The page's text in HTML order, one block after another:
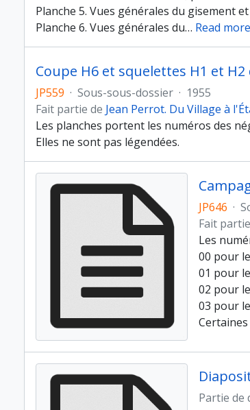
Planche 5. Vues générales du gisement
Planche 6. Vues générales du… Read more
Coupe H6 et squelettes H1 et H2
JP559 · Sous-sous-dossier · 1955
Fait partie de Jean Perrot. Du Village à
Les planches portent les numéros des
Elles ne sont pas légendées.
JP646 ·
Fait
Les
00 pour
01 pour
02 pour
03 pour
Partie de